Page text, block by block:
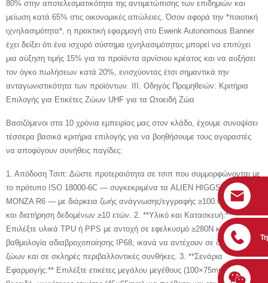
80% στην αποτελεσματικότητα της αντιμετώπισης των επιδημιών και
μείωση κατά 65% στις οικονομικές απώλειες. Όσον αφορά την *ποιοτική
ιχνηλασιμότητα*, η πρακτική εφαρμογή στο Ewenk Autonomous Banner
έχει δείξει ότι ένα ισχυρό σύστημα ιχνηλασιμότητας μπορεί να επιτύχει
μια αύξηση τιμής 15% για τα προϊόντα αρνίσιου κρέατος και να αυξήσει
τον όγκο πωλήσεων κατά 20%, ενισχύοντας έτσι σημαντικά την
ανταγωνιστικότητα των προϊόντων. III. Οδηγός Προμηθειών: Κριτήρια
Επιλογής για Ετικέτες Ζώων UHF για τα Ωτοειδή Ζώα
Βασιζόμενοι στα 10 χρόνια εμπειρίας μας στον κλάδο, έχουμε συνοψίσει
τέσσερα βασικά κριτήρια επιλογής για να βοηθήσουμε τους αγοραστές
να αποφύγουν συνήθεις παγίδες:
1. Απόδοση Τσιπ: Δώστε προτεραιότητα σε τσιπ που συμμορφώνονται με
το πρότυπο ISO 18000-6C — συγκεκριμένα τα ALIEN HIGGS-3 ή
MONZA R6 — με διάρκεια ζωής ανάγνωσης/εγγραφής ≥100.000 φορές
και διατήρηση δεδομένων ≥10 ετών. 2. **Υλικό και Κατασκευή:**
Επιλέξτε υλικά TPU ή PPS με αντοχή σε εφελκυσμό ≥280N ​​​​και
βαθμολογία αδιαβροχοποίησης IP68, ικανά να αντέχουν σε δαγκώματα
ζώων και σε σκληρές περιβαλλοντικές συνθήκες. 3. **Σενάρια
Εφαρμογής:** Επιλέξτε ετικέτες μεγάλου μεγέθους (100×75mm) για